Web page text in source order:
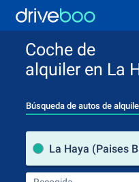
Coche de
alquiler en La
Búsqueda de autos de
La Haya (Paises